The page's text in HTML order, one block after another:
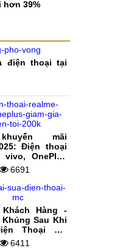
hơn 39%
điện thoại tại
mãi
Điện thoại
vivo, OnePlus
lên tới 200K
6691
Hàng -
Sau Khi
Thoại Tại
6411